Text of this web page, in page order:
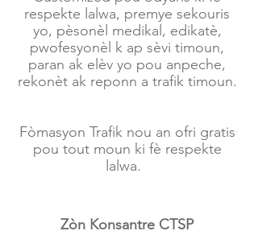
respekte lalwa, premye sekouris
yo, pèsonèl medikal, edikatè,
pwofesyonèl k ap sèvi timoun,
paran ak elèv yo pou anpeche,
rekonèt ak reponn a trafik timoun.
Fòmasyon Trafik nou an ofri gratis
pou tout moun ki fè respekte
lalwa.
Zòn Konsantre CTSP